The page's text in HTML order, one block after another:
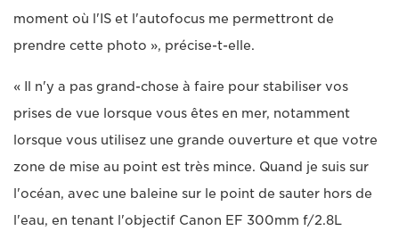
moment où l'IS et l'autofocus me permettront de
prendre cette photo », précise-t-elle.
« Il n'y a pas grand-chose à faire pour stabiliser vos
prises de vue lorsque vous êtes en mer, notamment
lorsque vous utilisez une grande ouverture et que votre
zone de mise au point est très mince. Quand je suis sur
l'océan, avec une baleine sur le point de sauter hors de
l'eau, en tenant l'objectif Canon EF 300mm f/2.8L